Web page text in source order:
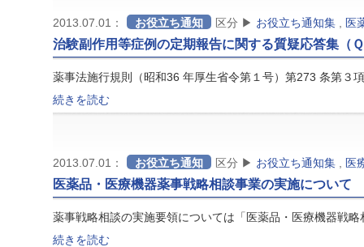
2013.07.01： お役立ち通知 区分 ▶ お役立ち通知集 医
治験副作用等症例の定期報告に関する質疑応答集（
薬事法施行規則（昭和36 年厚生省令第１号）第273 条第３
続きを読む
2013.07.01： お役立ち通知 区分 ▶ お役立ち通知集 医
医薬品・医療機器薬事戦略相談事業の実施について
薬事戦略相談の実施要領については「医薬品・医療機器戦
続きを読む